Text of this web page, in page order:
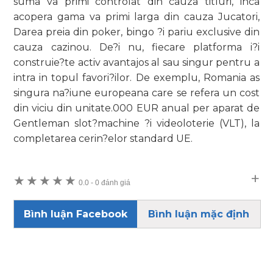
acopera gama va primi larga din cauza Jucatori,
Darea preia din poker, bingo ?i pariu exclusive din
cauza cazinou. De?i nu, fiecare platforma i?i
construie?te activ avantajos al sau singur pentru a
intra in topul favori?ilor. De exemplu, Romania as
singura na?iune europeana care se refera un cost
din viciu din unitate.000 EUR anual per aparat de
Gentleman slot?machine ?i videoloterie (VLT), la
completarea cerin?elor standard UE.
★ ★ ★ ★ ★ 0.0- 0 đánh giá
Bình luận Facebook Bình luận mặc định